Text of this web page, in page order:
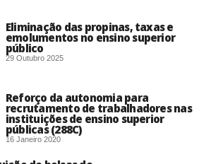
Eliminação das propinas, taxas e
emolumentos no ensino superior
público
29 Outubro 2025
Reforço da autonomia para
recrutamento de trabalhadores nas
instituições de ensino superior
públicas (288C)
16 Janeiro 2020